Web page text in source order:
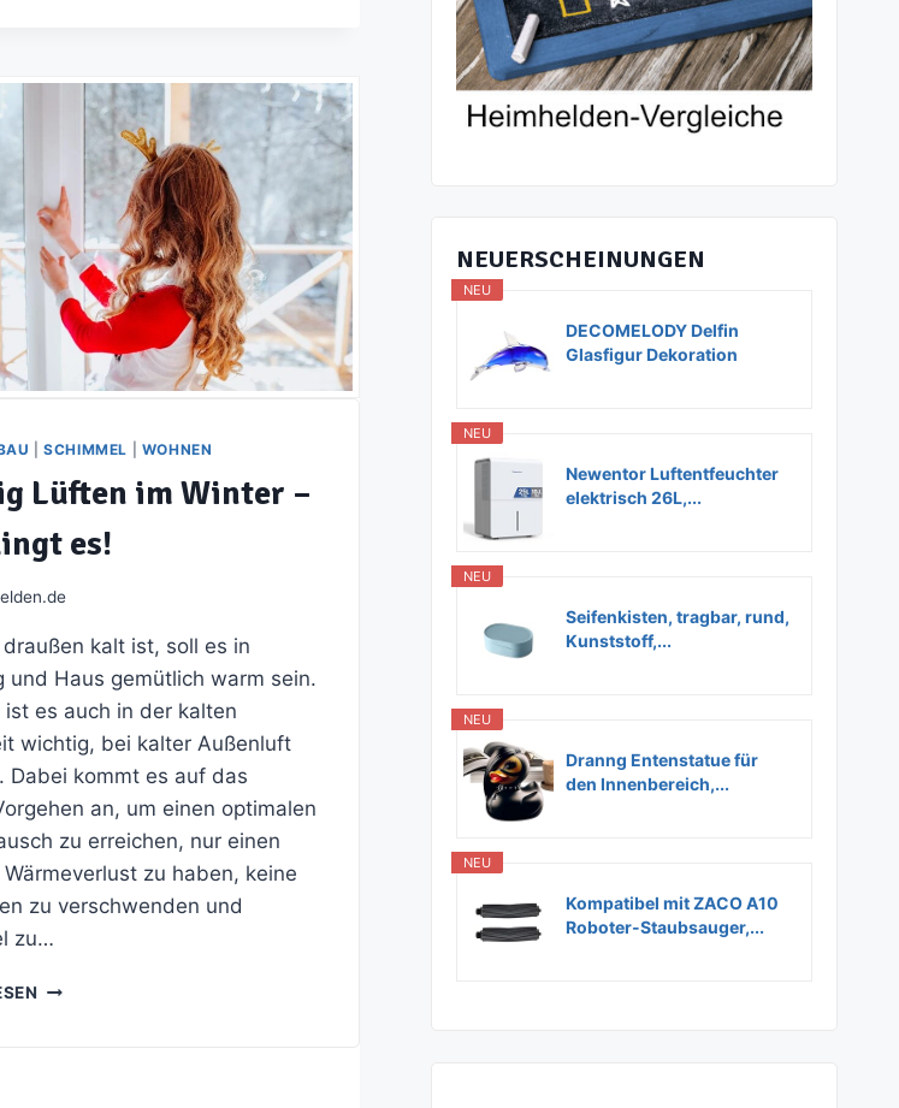
|SCHIMMEL WOHNEN
Lüften im Winter –
es!
draußen kalt ist, soll es in
und Haus gemütlich warm sein.
ist es auch in der kalten
wichtig, bei kalter Außenluft
Dabei kommt es auf das
an, um einen optimalen
zu erreichen, nur einen
zu haben, keine
zu verschwenden und
zu…
RICHTIG
NEUERSCHEINUNGEN
NEU
DECOMELODY Delfin
Glasfigur Dekoration
NEU
Newentor Luftentfeuchter
elektrisch 26L,...
NEU
Seifenkisten, tragbar, rund,
Kunststoff,...
NEU
Dranng Entenstatue für
den Innenbereich,...
NEU
Kompatibel mit ZACO A10
Roboter-Staubsauger,...